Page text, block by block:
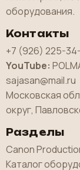
оборудования.
Контакты
+7 (926) 225-
YouTube:
sajasan@mail.ru
Московская
округ,
Разделы
Canon
Каталог